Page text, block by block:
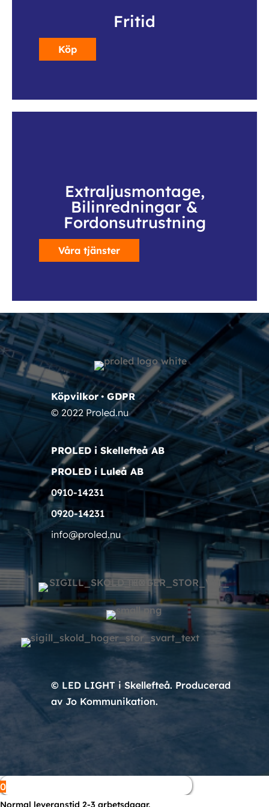
Fritid
Köp
Extraljusmontage,
Bilinredningar &
Fordonsutrustning
Våra tjänster
Köpvilkor•GDPR
© 2022 Proled.nu
PROLED i Skellefteå AB
PROLED i Luleå AB
0910-14231
0920-14231
info@proled.nu
© LED LIGHT i Skellefteå. Producerad
av Jo Kommunikation.
0
Normal leveranstid 2-3 arbetsdagar.